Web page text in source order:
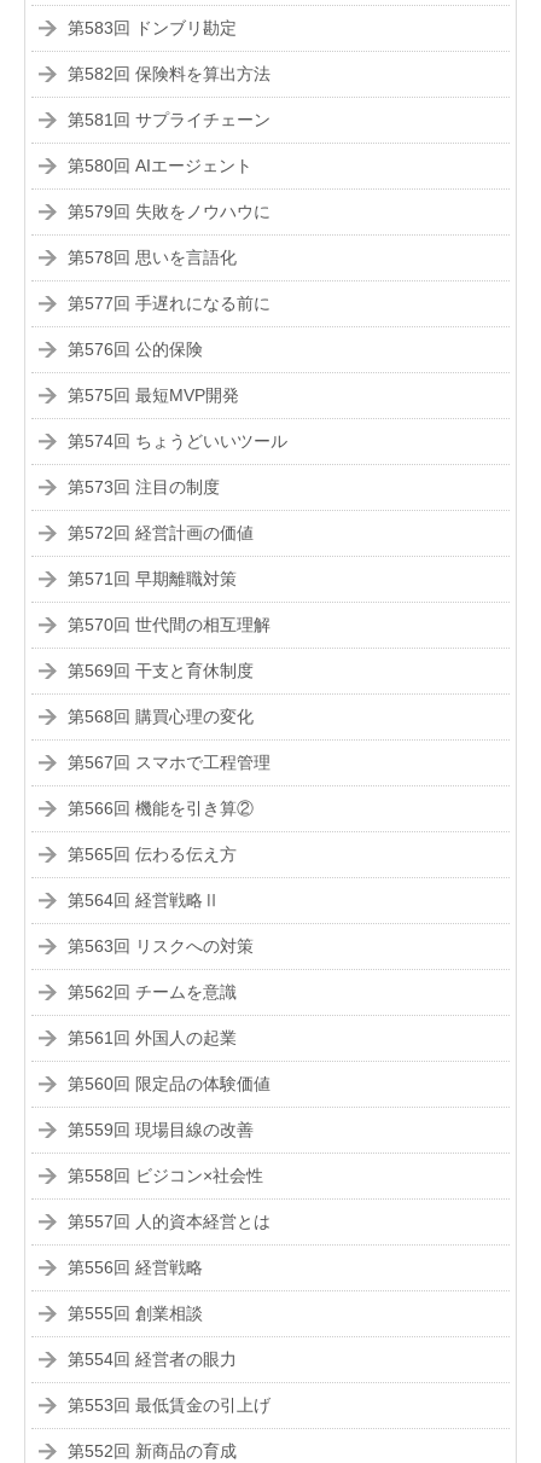
第583回 ドンブリ勘定
第582回 保険料を算出方法
第581回 サプライチェーン
第580回 AIエージェント
第579回 失敗をノウハウに
第578回 思いを言語化
第577回 手遅れになる前に
第576回 公的保険
第575回 最短MVP開発
第574回 ちょうどいいツール
第573回 注目の制度
第572回 経営計画の価値
第571回 早期離職対策
第570回 世代間の相互理解
第569回 干支と育休制度
第568回 購買心理の変化
第567回 スマホで工程管理
第566回 機能を引き算②
第565回 伝わる伝え方
第564回 経営戦略Ⅱ
第563回 リスクへの対策
第562回 チームを意識
第561回 外国人の起業
第560回 限定品の体験価値
第559回 現場目線の改善
第558回 ビジコン×社会性
第557回 人的資本経営とは
第556回 経営戦略
第555回 創業相談
第554回 経営者の眼力
第553回 最低賃金の引上げ
第552回 新商品の育成